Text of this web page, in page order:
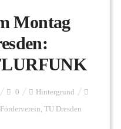
Montag
0 Hintergrund
, TU Dresden